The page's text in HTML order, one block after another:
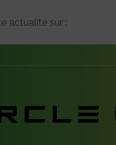
actualité sur :